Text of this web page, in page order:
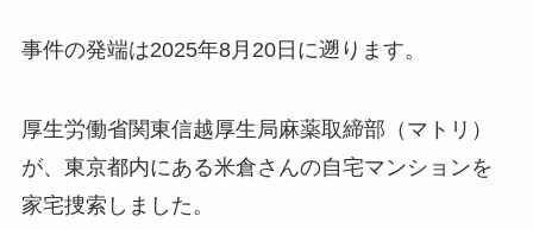
事件の発端は2025年8月20日に遡ります。
厚生労働省関東信越厚生局麻薬取締部（マトリ）
が、東京都内にある米倉さんの自宅マンションを
家宅捜索しました。